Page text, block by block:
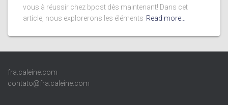
vous à réussir chez bpost dès maintenant! Dans cet
article, nous explorerons les éléments Read more…
fra.caleine.com
contato@fra.caleine.com